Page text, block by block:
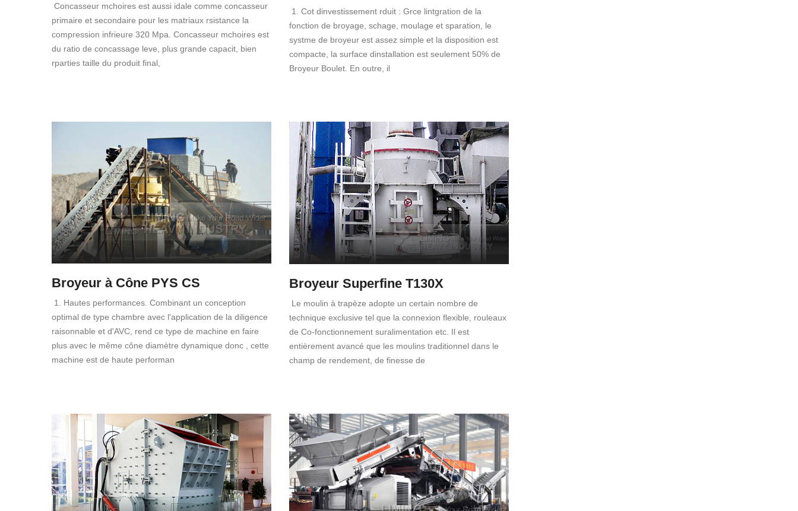
Concasseur mchoires est aussi idale comme concasseur
primaire et secondaire pour les matriaux rsistance la
compression infrieure 320 Mpa. Concasseur mchoires est
du ratio de concassage leve, plus grande capacit, bien
rparties taille du produit final,
1. Cot dinvestissement rduit : Grce lintgration de la
fonction de broyage, schage, moulage et sparation, le
systme de broyeur est assez simple et la disposition est
compacte, la surface dinstallation est seulement 50% de
Broyeur Boulet. En outre, il
Broyeur à Cône PYS CS
1. Hautes performances. Combinant un conception
optimal de type chambre avec l'application de la diligence
raisonnable et d'AVC, rend ce type de machine en faire
plus avec le même cône diamètre dynamique donc , cette
machine est de haute performan
Broyeur Superfine T130X
Le moulin à trapèze adopte un certain nombre de
technique exclusive tel que la connexion flexible, rouleaux
de Co-fonctionnement suralimentation etc. Il est
entièrement avancé que les moulins traditionnel dans le
champ de rendement, de finesse de